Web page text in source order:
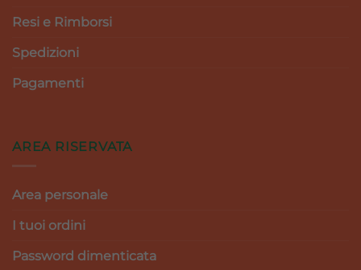
Resi e Rimborsi
Spedizioni
Pagamenti
AREA RISERVATA
Area personale
I tuoi ordini
Password dimenticata